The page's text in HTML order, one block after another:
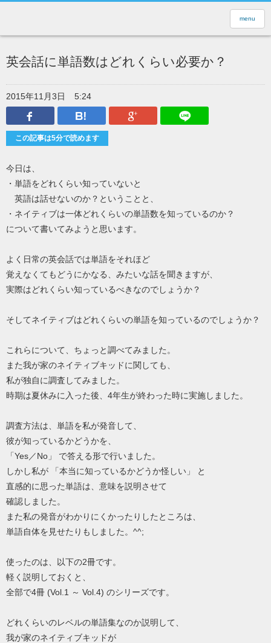
menu
英会話に単語数はどれくらい必要か？
2015年11月3日
5:24
Facebook
はてなブックマークGoogle Plus
この記事は5分で読めます
今日は、
・単語をどれくらい知っていないと
英語は話せないのか？ということと、
・ネイティブは一体どれくらいの単語数を知っているのか？
について書いてみようと思います。
よく日常の英会話では単語をそれほど
覚えなくてもどうにかなる、みたいな話を聞きますが、
実際はどれくらい知っているべきなのでしょうか？
そしてネイティブはどれくらいの単語を知っているのでしょうか？
これらについて、ちょっと調べてみました。
また我が家のネイティブキッドに関しても、
私が独自に調査してみました。
時期は夏休みに入った後、4年生が終わった時に実施しました。
調査方法は、単語を私が発音して、
彼が知っているかどうかを、
「Yes／No」 で答える形で行いました。
しかし私が 「本当に知っているかどうか怪しい」 と
直感的に思った単語は、意味を説明させて
確認しました。
また私の発音がわかりにくかったりしたところは、
単語自体を見せたりもしました。^^;
使ったのは、以下の2冊です。
軽く説明しておくと、
全部で4冊 (Vol.1 ～ Vol.4) のシリーズです。
どれくらいのレベルの単語集なのか説明して、
我が家のネイティブキッドが